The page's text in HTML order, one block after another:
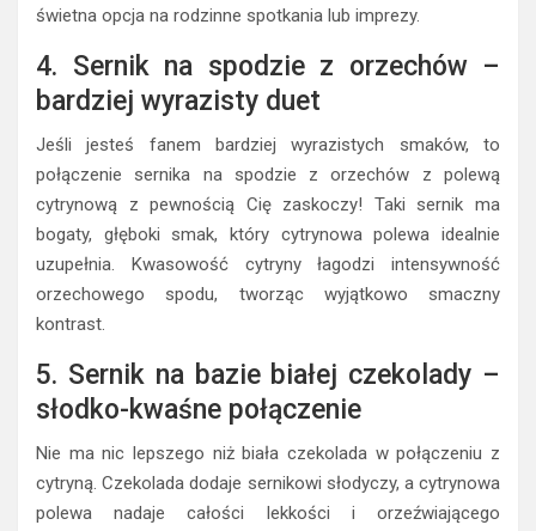
świetna opcja na rodzinne spotkania lub imprezy.
4. Sernik na spodzie z orzechów –
bardziej wyrazisty duet
Jeśli jesteś fanem bardziej wyrazistych smaków, to
połączenie sernika na spodzie z orzechów z polewą
cytrynową z pewnością Cię zaskoczy! Taki sernik ma
bogaty, głęboki smak, który cytrynowa polewa idealnie
uzupełnia. Kwasowość cytryny łagodzi intensywność
orzechowego spodu, tworząc wyjątkowo smaczny
kontrast.
5. Sernik na bazie białej czekolady –
słodko-kwaśne połączenie
Nie ma nic lepszego niż biała czekolada w połączeniu z
cytryną. Czekolada dodaje sernikowi słodyczy, a cytrynowa
polewa nadaje całości lekkości i orzeźwiającego